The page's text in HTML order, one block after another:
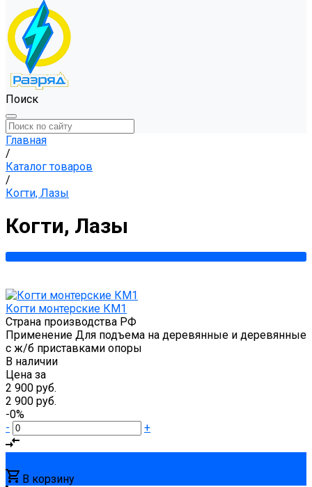
Поиск
Главная
/
Каталог товаров
/
Когти, Лазы
Когти, Лазы
Когти монтерские КМ1
Страна производства РФ
Применение Для подъема на деревянные и деревянные
с ж/б приставками опоры
В наличии
Цена за
2 900 руб.
2 900 руб.
-0%
-
+
В корзину